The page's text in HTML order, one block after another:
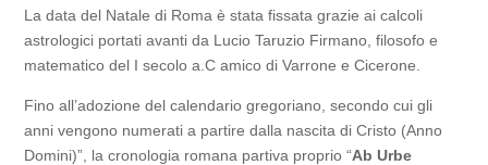
La data del Natale di Roma è stata fissata grazie ai calcoli
astrologici portati avanti da Lucio Taruzio Firmano, filosofo e
matematico del I secolo a.C amico di Varrone e Cicerone.
Fino all’adozione del calendario gregoriano, secondo cui gli
anni vengono numerati a partire dalla nascita di Cristo (Anno
Domini)”, la cronologia romana partiva proprio “Ab Urbe